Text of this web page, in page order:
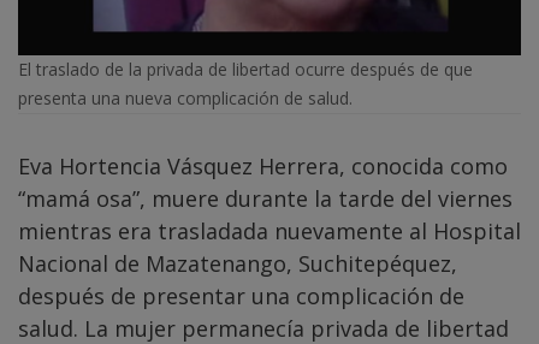
El traslado de la privada de libertad ocurre después de que
presenta una nueva complicación de salud.
Eva Hortencia Vásquez Herrera, conocida como
“mamá osa”, muere durante la tarde del viernes
mientras era trasladada nuevamente al Hospital
Nacional de Mazatenango, Suchitepéquez,
después de presentar una complicación de
salud. La mujer permanecía privada de libertad